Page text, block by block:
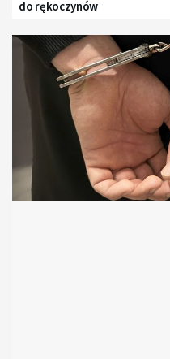
do rękoczynów